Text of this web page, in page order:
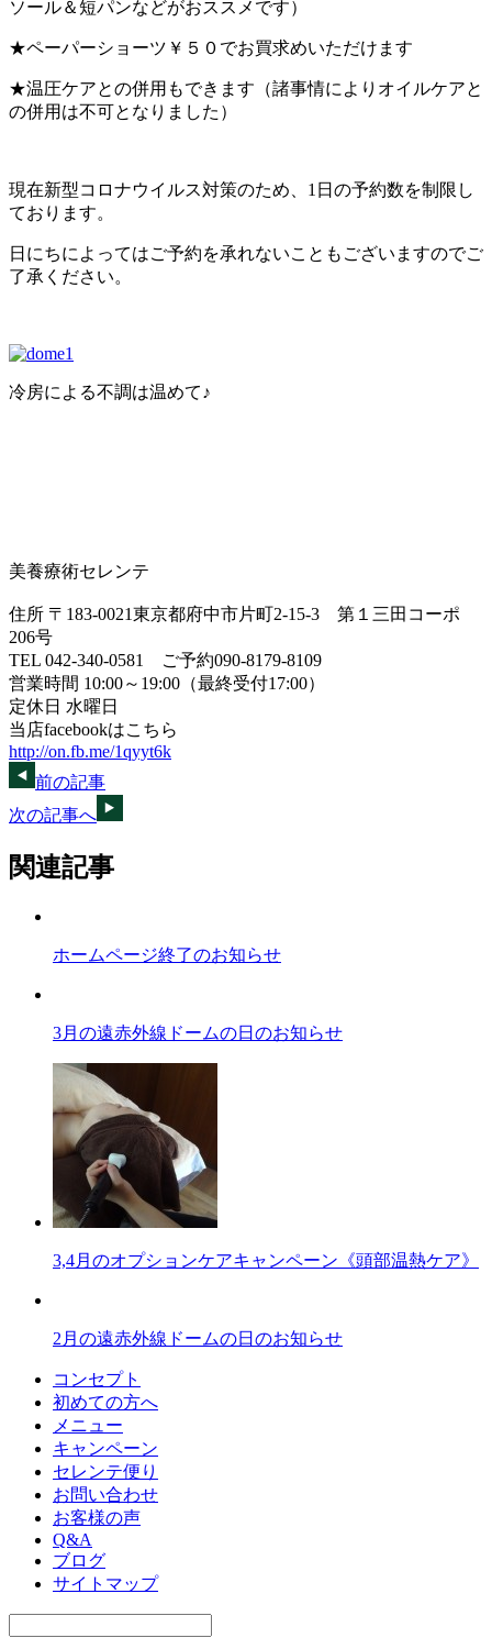
ソール＆短パンなどがおススメです）
★ペーパーショーツ￥５０でお買求めいただけます
★温圧ケアとの併用もできます（諸事情によりオイルケアと
の併用は不可となりました）
現在新型コロナウイルス対策のため、1日の予約数を制限し
ております。
日にちによってはご予約を承れないこともございますのでご
了承ください。
冷房による不調は温めて♪
美養療術セレンテ
住所 〒183-0021東京都府中市片町2-15-3 第１三田コーポ
206号
TEL 042-340-0581 ご予約090-8179-8109
営業時間 10:00～19:00（最終受付17:00）
定休日 水曜日
当店facebookはこちら
http://on.fb.me/1qyyt6k
前の記事
次の記事へ
関連記事
ホームページ終了のお知らせ
3月の遠赤外線ドームの日のお知らせ
3,4月のオプションケアキャンペーン《頭部温熱ケア》
2月の遠赤外線ドームの日のお知らせ
コンセプト
初めての方へ
メニュー
キャンペーン
セレンテ便り
お問い合わせ
お客様の声
Q&A
ブログ
サイトマップ